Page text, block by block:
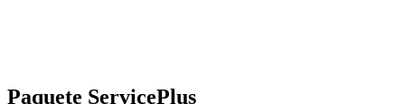
Paquete ServicePlus